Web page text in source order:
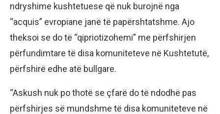
ndryshime kushtetuese që nuk burojnë nga
“acquis” evropiane janë të papërshtatshme. Ajo
theksoi se do të “qipriotizohemi” me përfshirjen
përfundimtare të disa komuniteteve në Kushtetutë,
përfshirë edhe atë bullgare.
“Askush nuk po thotë se çfarë do të ndodhë pas
përfshirjes së mundshme të disa komuniteteve në